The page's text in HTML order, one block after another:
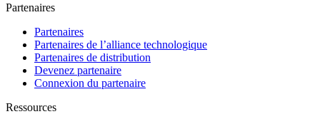
Partenaires
Partenaires
Partenaires de l’alliance technologique
Partenaires de distribution
Devenez partenaire
Connexion du partenaire
Ressources